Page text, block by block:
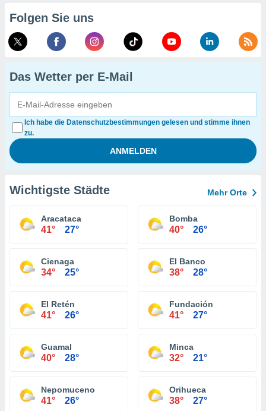
Folgen Sie uns
Das Wetter per E-Mail
Ich habe die Datenschutzbestimmungen gelesen und stimme ihnen
zu.
Wichtigste Städte Mehr Orte
Aracataca
41° 27°
Bomba
40° 26°
Cienaga
34° 25°
El Banco
38° 28°
El Retén
41° 26°
Fundación
41° 27°
Guamal
40° 28°
Minca
32° 21°
Nepomuceno
41° 26°
Orihueca
38° 27°